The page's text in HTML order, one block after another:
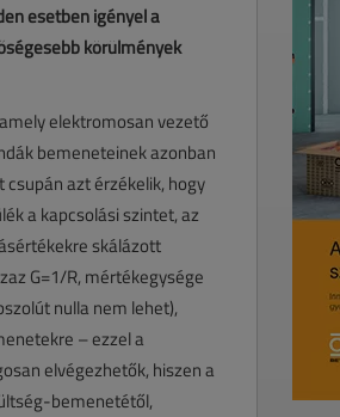
esetben igényel a
körülmények
elektromosan vezető
bemeneteinek azonban
azt érzékelik, hogy
a kapcsolási szintet, az
skálázott
G=1/R, mértékegysége
nulla nem lehet),
– ezzel a
elvégezhetők, hiszen a
bemenetétől,